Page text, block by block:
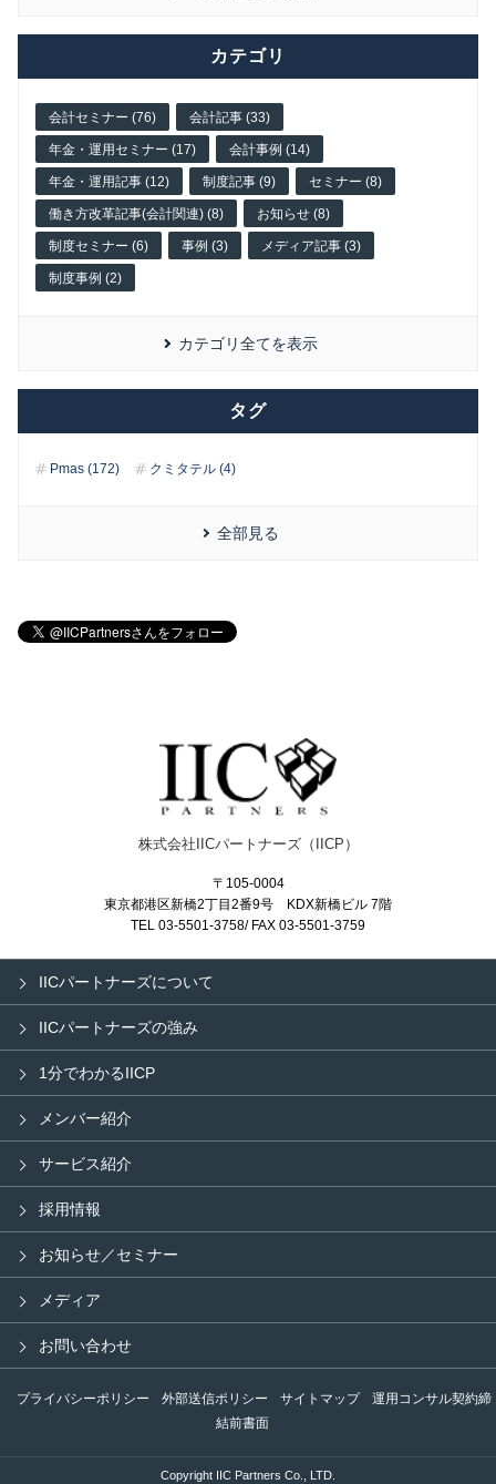
カテゴリ
会計セミナー (76) 会計記事 (33)
年金・運用セミナー (17) 会計事例 (14)
年金・運用記事 (12) 制度記事 (9) セミナー (8)
働き方改革記事(会計関連) (8) お知らせ (8)
制度セミナー (6) 事例 (3) メディア記事 (3)
制度事例 (2)
カテゴリ全てを表示
タグ
Pmas (172) クミタテル (4)
全部見る
株式会社IICパートナーズ（IICP）
〒105-0004
東京都港区新橋2丁目2番9号
KDX新橋ビル 7階
TEL 03-5501-3758/ FAX 03-5501-3759
IICパートナーズについて
IICパートナーズの強み
1分でわかるIICP
メンバー紹介
サービス紹介
採用情報
お知らせ／セミナー
メディア
お問い合わせ
プライバシーポリシー 外部送信ポリシー サイトマップ
運用コンサル契約締
結前書面
Copyright IIC Partners Co., LTD.